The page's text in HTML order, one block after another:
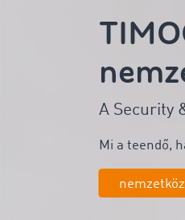
A Security
Mi a teendő,